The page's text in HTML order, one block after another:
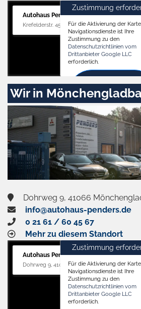
Autohaus Penders (Verkauf)
Krefelderstr. 455, 41066 Mönchengladbach
Zustimmung
Für die Aktivierung der
Navigationsdienste ist Ihre
Zustimmung zu den
Datenschutzrichtlinien vom
Drittanbieter Google LLC
erforderlich.
Zustimmen
und
aktivieren
Wir in
Dohrweg 9, 41066
info@autohaus-penders.de
0 21 61 / 60 45 67
Mehr zu diesem Standort
Autohaus Penders (Service)
Dohrweg 9, 41066 Mönchengladbach
Zustimmung
Für die Aktivierung der
Navigationsdienste ist Ihre
Zustimmung zu den
Datenschutzrichtlinien vom
Drittanbieter Google LLC
erforderlich.